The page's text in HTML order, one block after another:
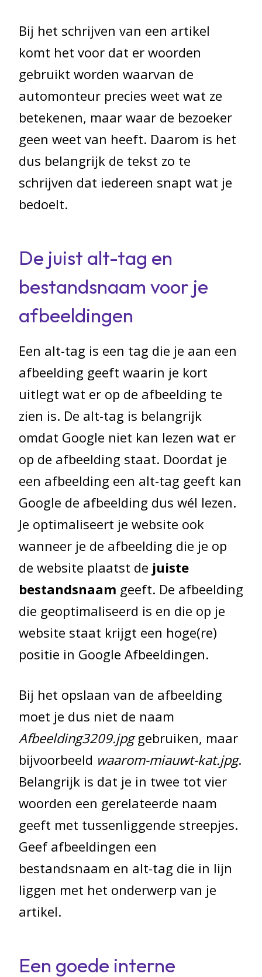
Bij het schrijven van een artikel
komt het voor dat er woorden
gebruikt worden waarvan de
automonteur precies weet wat ze
betekenen, maar waar de bezoeker
geen weet van heeft. Daarom is het
dus belangrijk de tekst zo te
schrijven dat iedereen snapt wat je
bedoelt.
De juist alt-tag en
bestandsnaam voor je
afbeeldingen
Een alt-tag is een tag die je aan een
afbeelding geeft waarin je kort
uitlegt wat er op de afbeelding te
zien is. De alt-tag is belangrijk
omdat Google niet kan lezen wat er
op de afbeelding staat. Doordat je
een afbeelding een alt-tag geeft kan
Google de afbeelding dus wél lezen.
Je optimaliseert je website ook
wanneer je de afbeelding die je op
de website plaatst de juiste
bestandsnaam geeft. De afbeelding
die geoptimaliseerd is en die op je
website staat krijgt een hoge(re)
positie in Google Afbeeldingen.
Bij het opslaan van de afbeelding
moet je dus niet de naam
Afbeelding3209.jpggebruiken, maar
bijvoorbeeld waarom-miauwt-kat.jpg.
Belangrijk is dat je in twee tot vier
woorden een gerelateerde naam
geeft met tussenliggende streepjes.
Geef afbeeldingen een
bestandsnaam en alt-tag die in lijn
liggen met het onderwerp van je
artikel.
Een goede interne